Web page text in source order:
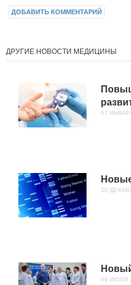
ДОБАВИТЬ КОММЕНТАРИЙ
ДРУГИЕ НОВОСТИ МЕДИЦИНЫ
07
20
09 ИЮЛЯ